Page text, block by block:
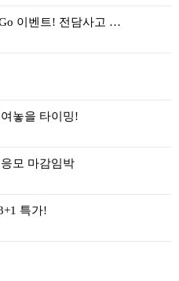
캠핑족 눈돌아가는 스탠바이미Go 이벤트! 전담사고 선물받자
놓을 타이밍!
모 마감임박
특가!